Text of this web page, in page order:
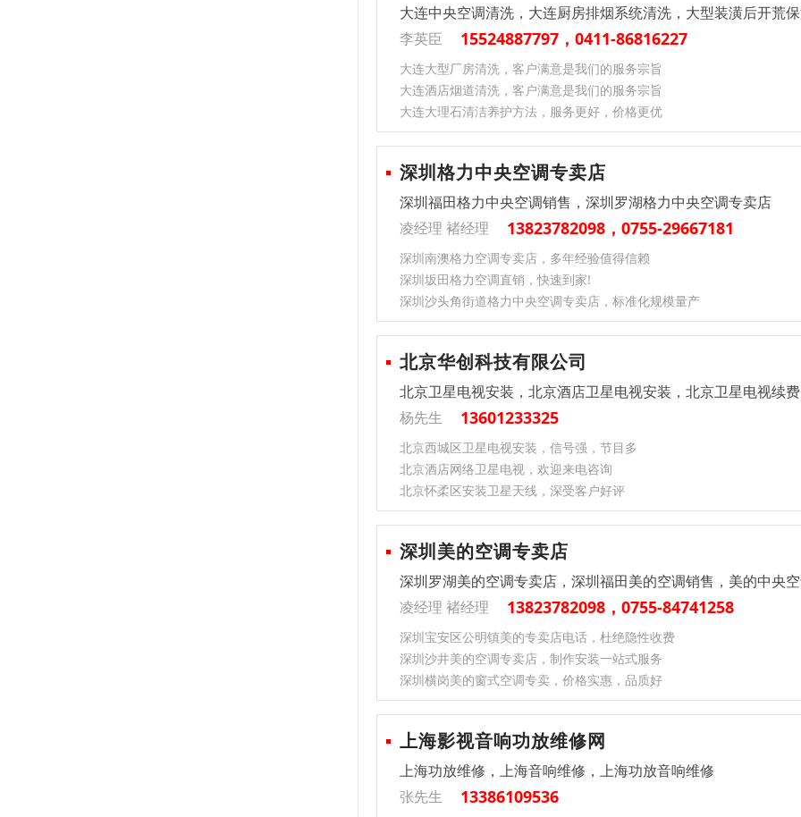
大连中央空调清洗，大连厨房排烟系统清洗，大型装潢后开荒
李英臣
15524887797，0411-86816227
大连大型厂房清洗，客户满意是我们的服务宗旨
大连酒店烟道清洗，客户满意是我们的服务宗旨
大连大理石清洁养护方法，服务更好，价格更优
深圳格力中央空调专卖店
深圳福田格力中央空调销售，深圳罗湖格力中央空调专卖店
凌经理 褚经理
13823782098，0755-29667181
深圳南澳格力空调专卖店，多年经验值得信赖
深圳坂田格力空调直销，快速到家!
深圳沙头角街道格力中央空调专卖店，标准化规模量产
北京华创科技有限公司
北京卫星电视安装，北京酒店卫星电视安装，北京卫星电视续费
杨先生
13601233325
北京西城区卫星电视安装，信号强，节目多
北京酒店网络卫星电视，欢迎来电咨询
北京怀柔区安装卫星天线，深受客户好评
深圳美的空调专卖店
深圳罗湖美的空调专卖店，深圳福田美的空调销售，美的中央
凌经理 褚经理
13823782098，0755-84741258
深圳宝安区公明镇美的专卖店电话，杜绝隐性收费
深圳沙井美的空调专卖店，制作安装一站式服务
深圳横岗美的窗式空调专卖，价格实惠，品质好
上海影视音响功放维修网
上海功放维修，上海音响维修，上海功放音响维修
张先生
13386109536